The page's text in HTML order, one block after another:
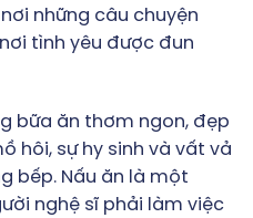
những câu chuyện
tình yêu được đun
bữa ăn thơm ngon, đẹp
hôi, sự hy sinh và vất vả
bếp. Nấu ăn là một
nghệ sĩ phải làm việc